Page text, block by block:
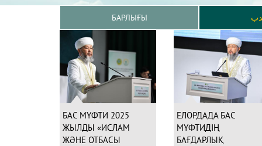
БАРЛЫҒЫ
БАС МҮФТИ 2025
ЖЫЛДЫ «ИСЛАМ
ЖӘНЕ ОТБАСЫ
ЕЛОРДАДА БАС
МҮФТИДІҢ
БАҒДАРЛЫҚ